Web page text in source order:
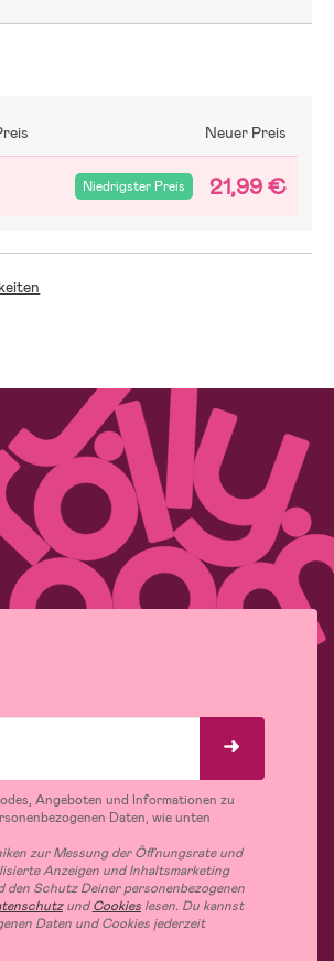
Neuer Preis
Niedrigster Preis 21,99 €
Angeboten und Informationen zu
Daten, wie unten
zur Messung der Öffnungsrate und
Anzeigen und Inhaltsmarketing
Schutz Deiner personenbezogenen
undCookieslesen. Du kannst
Daten und Cookies jederzeit